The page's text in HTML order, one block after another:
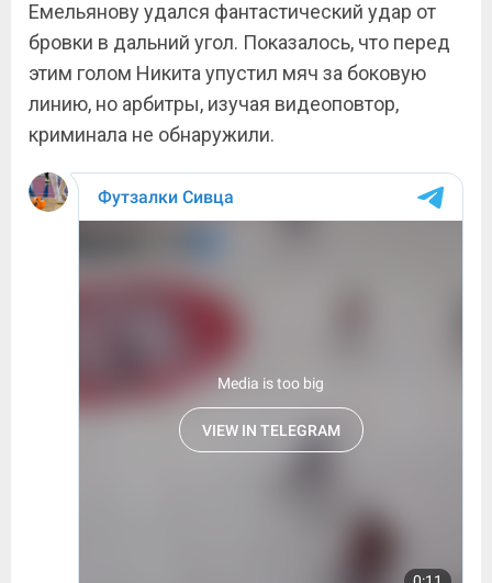
Емельянову удался фантастический удар от
бровки в дальний угол. Показалось, что перед
этим голом Никита упустил мяч за боковую
линию, но арбитры, изучая видеоповтор,
криминала не обнаружили.